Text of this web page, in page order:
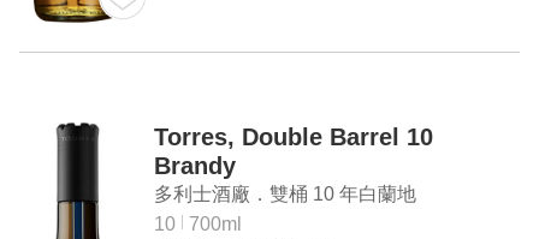
Torres, Double Barrel 10
Brandy
多利士酒廠．雙桶 10 年白蘭地
10
700ml